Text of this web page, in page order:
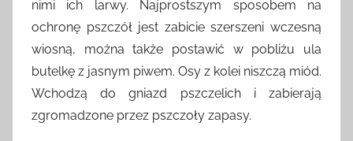
nimi ich larwy. Najprostszym sposobem na
ochronę pszczół jest zabicie szerszeni wczesną
wiosną, można także postawić w pobliżu ula
butelkę z jasnym piwem. Osy z kolei niszczą miód.
Wchodzą do gniazd pszczelich i zabierają
zgromadzone przez pszczoły zapasy.